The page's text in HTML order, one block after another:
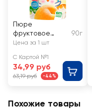
Пюре
фруктовое
ДАРЫ КУБАНИ
абрикос, сливки,
с 6 месяцев
90г
Цена за 1 шт
С Картой №1
34,99 руб
63,19 руб -44%
Похожие товары